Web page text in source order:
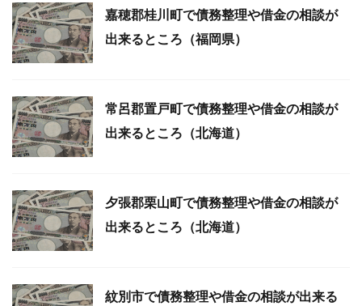
嘉穂郡桂川町で債務整理や借金の相談が
出来るところ（福岡県）
常呂郡置戸町で債務整理や借金の相談が
出来るところ（北海道）
夕張郡栗山町で債務整理や借金の相談が
出来るところ（北海道）
紋別市で債務整理や借金の相談が出来る